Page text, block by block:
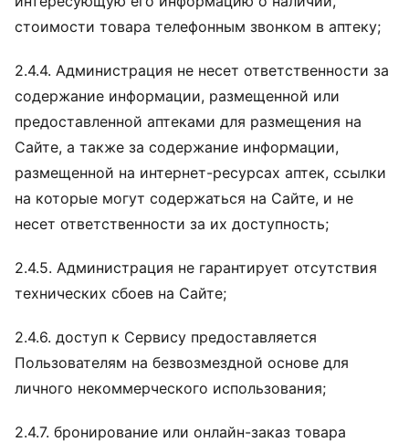
стоимости товара телефонным звонком в аптеку;
2.4.4. Администрация не несет ответственности за
содержание информации, размещенной или
предоставленной аптеками для размещения на
Сайте, а также за содержание информации,
размещенной на интернет-ресурсах аптек, ссылки
на которые могут содержаться на Сайте, и не
несет ответственности за их доступность;
2.4.5. Администрация не гарантирует отсутствия
технических сбоев на Сайте;
2.4.6. доступ к Сервису предоставляется
Пользователям на безвозмездной основе для
личного некоммерческого использования;
2.4.7. бронирование или онлайн-заказ товара